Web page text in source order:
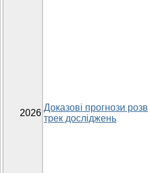
2026
Доказові прогнози
трек досліджень